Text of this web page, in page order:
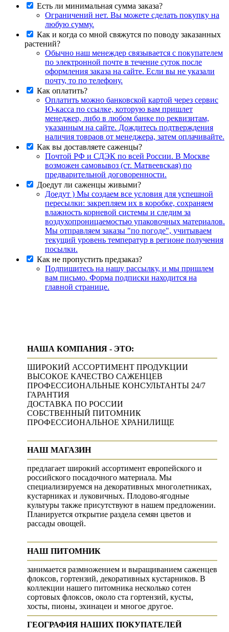
Есть ли минимальная сумма заказа?
Ограничений нет. Вы можете сделать покупку на
любую сумму.
Как и когда со мной свяжутся по поводу заказанных
растений?
Обычно наш менеждер связывается с покупателем
по электронной почте в течение суток после
оформления заказа на сайте. Если вы не указали
почту, то по телефону.
Как оплатить?
Оплатить можно банковской картой через сервис
Ю-касса по ссылке, которую вам пришлет
менеджер, либо в любом банке по реквизитам,
указанным на сайте. Дождитесь подтверждения
наличия товраов от менеджера, затем оплачивайте.
Как вы доставляете саженцы?
Почтой РФ и СДЭК по всей России. В Москве
возможен самовывоз (ст. Матвеевская) по
предварительной договоренности.
Доедут ли саженцы живыми?
Доедут ) Мы создаем все условия для успешной
пересылки: закрепляем их в коробке, сохраняем
влажность корневой системы и следим за
воздухопроницаемостью упаковочных материалов.
Мы отправляем заказы "по погоде", учитываем
текущий уровень температур в регионе получения
посылки.
Как не пропустить предзаказ?
Подпишитесь на нашу рассылку, и мы пришлем
вам письмо. Форма подписки находится на
главной странице.
НАША КОМПАНИЯ - ЭТО:
ШИРОКИЙ АССОРТИМЕНТ ПРОДУКЦИИ
ВЫСОКОЕ КАЧЕСТВО САЖЕНЦЕВ
ПРОФЕССИОНАЛЬНЫЕ КОНСУЛЬТАНТЫ 24/7
ГАРАНТИЯ
ДОСТАВКА ПО РОССИИ
СОБСТВЕННЫЙ ПИТОМНИК
ПРОФЕССИОНАЛЬНОЕ ХРАНИЛИЩЕ
НАШ МАГАЗИН
предлагает широкий ассортимент европейского и
российского посадочного материала. Мы
специализируемся на декоративных многолетниках,
кустарниках и луковичных. Плодово-ягодные
культуры также присутствуют в нашем предложении.
Планируется открытие раздела семян цветов и
рассады овощей.
НАШ ПИТОМНИК
занимается размножением и выращиванием саженцев
флоксов, гортензий, декоративных кустарников. В
коллекции нашего питомника несколько сотен
сортовых флоксов, около ста гортензий, кусты,
хосты, пионы, эхинацеи и многое другое.
ГЕОГРАФИЯ НАШИХ ПОКУПАТЕЛЕЙ